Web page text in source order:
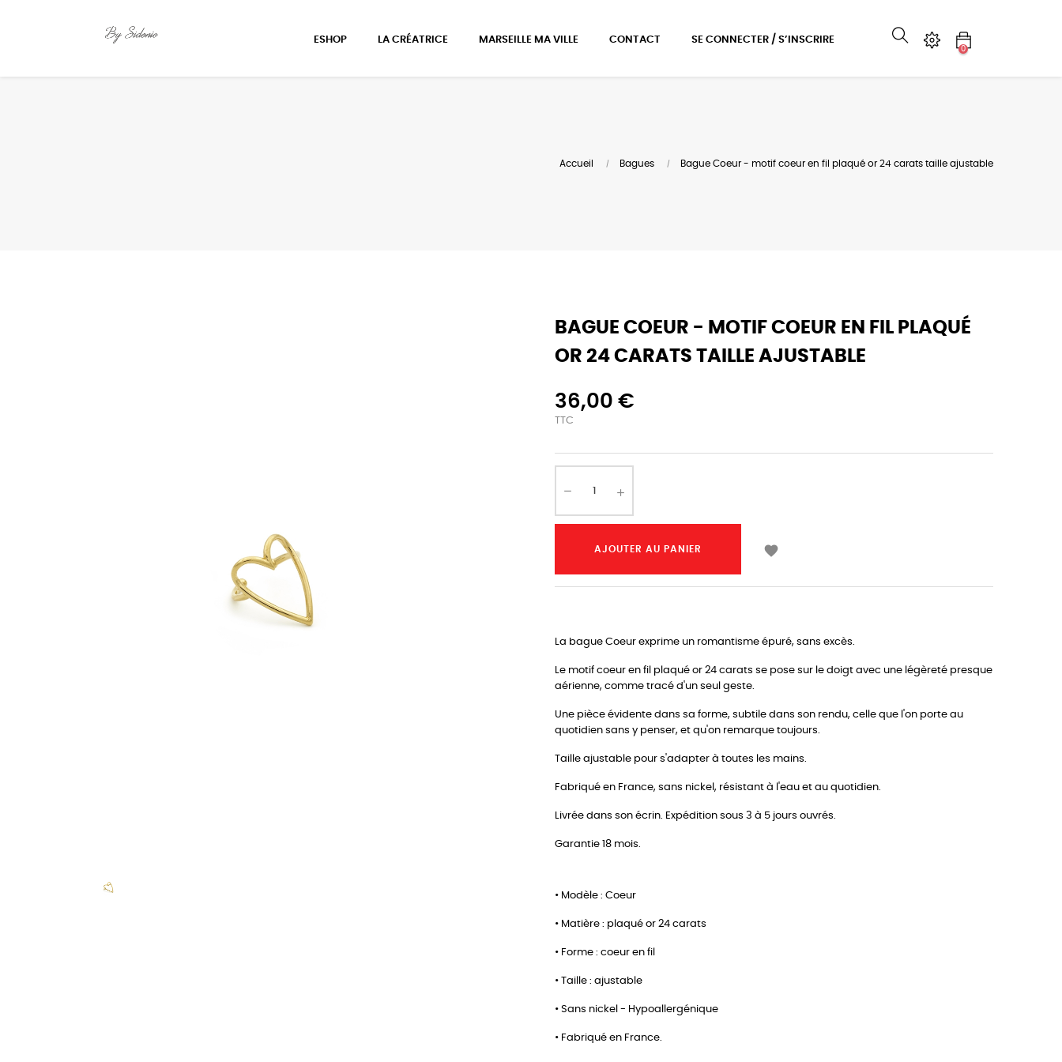
ESHOP LA CRÉATRICE MARSEILLE MA VILLE CONTACT SE CONNECTER / S’INSCRIRE
0
Accueil Bagues Bague Coeur - motif coeur en fil plaqué or 24 carats taille ajustable
BAGUE COEUR - MOTIF COEUR EN FIL PLAQUÉ
OR 24 CARATS TAILLE AJUSTABLE
36,00 €
TTC
AJOUTER AU PANIER 
La bague Coeur exprime un romantisme épuré, sans excès.
Le motif coeur en fil plaqué or 24 carats se pose sur le doigt avec une légèreté presque
aérienne, comme tracé d'un seul geste.
Une pièce évidente dans sa forme, subtile dans son rendu, celle que l'on porte au
quotidien sans y penser, et qu'on remarque toujours.
Taille ajustable pour s'adapter à toutes les mains.
Fabriqué en France, sans nickel, résistant à l'eau et au quotidien.
Livrée dans son écrin. Expédition sous 3 à 5 jours ouvrés.
Garantie 18 mois.
• Modèle : Coeur
• Matière : plaqué or 24 carats
• Forme : coeur en fil
• Taille : ajustable
• Sans nickel - Hypoallergénique
• Fabriqué en France.